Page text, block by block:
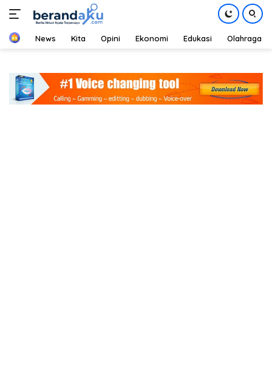
konten
HomeNews Kita Opini Ekonomi Edukasi Olahraga